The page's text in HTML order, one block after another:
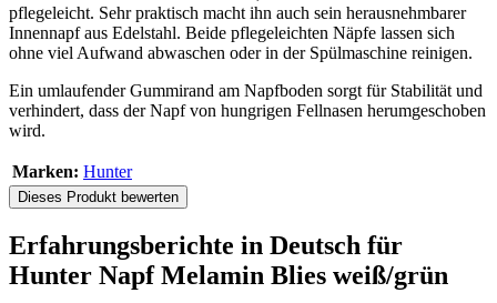
pflegeleicht. Sehr praktisch macht ihn auch sein herausnehmbarer
Innennapf aus Edelstahl. Beide pflegeleichten Näpfe lassen sich
ohne viel Aufwand abwaschen oder in der Spülmaschine reinigen.
Ein umlaufender Gummirand am Napfboden sorgt für Stabilität und
verhindert, dass der Napf von hungrigen Fellnasen herumgeschoben
wird.
Marken: Hunter
Dieses Produkt bewerten
Erfahrungsberichte in Deutsch für
Hunter Napf Melamin Blies weiß/grün